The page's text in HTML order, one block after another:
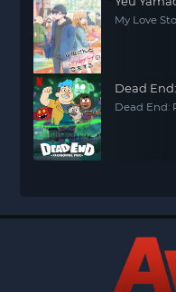
My Love
Dead
Dead End: